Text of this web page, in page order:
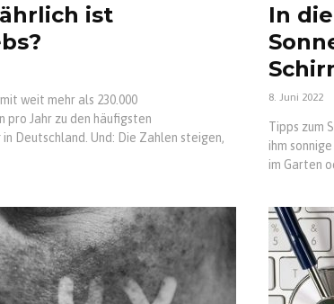
ist
weit mehr als 230.000
pro Jahr zu den häufigsten
in Deutschland. Und: Die Zahlen steigen,
In
8. Juni 2022
Tipps zum
ihm
im Garten